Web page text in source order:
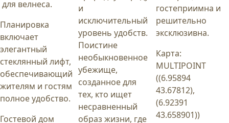
для велнеса.
Планировка
включает
элегантный
стеклянный лифт,
обеспечивающий
жителям и гостям
полное удобство.
Гостевой дом
и
исключительный
уровень удобств.
Поистине
необыкновенное
убежище,
созданное для
тех, кто ищет
несравненный
образ жизни, где
гостеприимна и
решительно
эксклюзивна.
Карта:
MULTIPOINT
((6.95894
43.67812),
(6.92391
43.658901))